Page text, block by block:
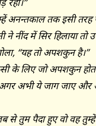
अनन्तकाल तक इसी
ने नींद में सिर हिलाया तो
‘‘यह तो अपशकुन है।’’
के लिए जो अपशकुन
अभी ये जाग जाए
से तुम पैदा हुए वो वह